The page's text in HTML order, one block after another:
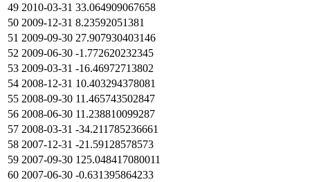
49 2010-03-31 33.064909067658
50 2009-12-31 8.23592051381
51 2009-09-30 27.907930403146
52 2009-06-30 -1.772620232345
53 2009-03-31 -16.46972713802
54 2008-12-31 10.403294378081
55 2008-09-30 11.465743502847
56 2008-06-30 11.238810099287
57 2008-03-31 -34.211785236661
58 2007-12-31 -21.59128578573
59 2007-09-30 125.048417080011
60 2007-06-30 -0.631395864233